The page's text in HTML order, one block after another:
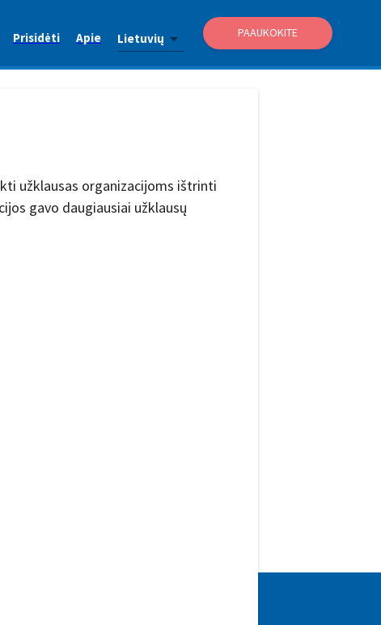
Prisidėti Apie Lietuvių PAAUKOKITE
užklausas organizacijoms ištrinti
gavo daugiausiai užklausų